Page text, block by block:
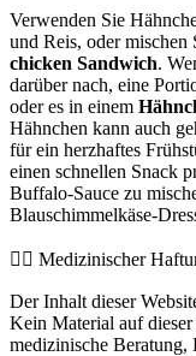
Verwenden Sie
und Reis, oder
chicken Sandwich.
darüber nach, eine
oder es in einem
Hähnchen kann auch
für ein herzhaftes
einen schnellen Snack
Buffalo-Sauce zu
Blauschimmelkäse-
👨‍⚕️️ Medizinischer
Der Inhalt dieser
Kein Material auf
medizinische Beratung,